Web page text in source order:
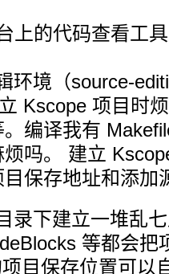
上的代码查看工
环境（source-
Kscope 项目时
编译我有
吗。 建立
保存地址和添加
录下建立一堆乱
等都会把
目保存位置可以